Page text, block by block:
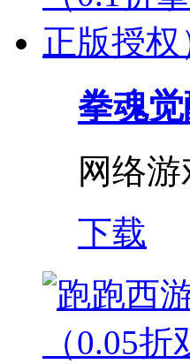
拳魂
网络游
下载